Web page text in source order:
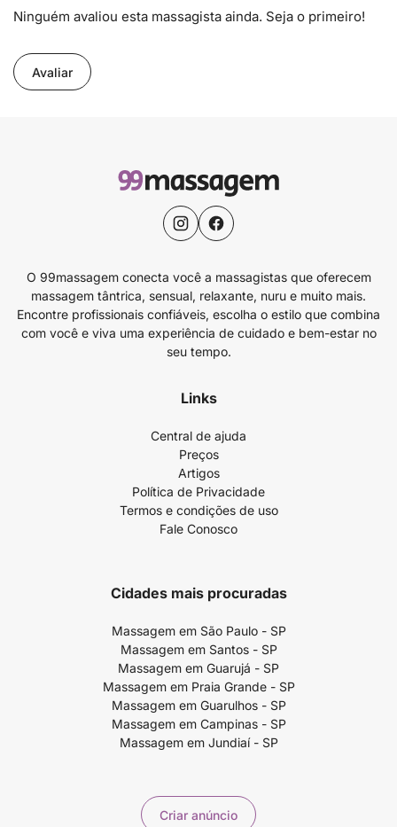
Ninguém avaliou esta massagista ainda. Seja o primeiro!
Avaliar
O 99massagem conecta você a massagistas que oferecem
massagem tântrica, sensual, relaxante, nuru e muito mais.
Encontre profissionais confiáveis, escolha o estilo que combina
com você e viva uma experiência de cuidado e bem-estar no
seu tempo.
Links
Central de ajuda
Preços
Artigos
Política de Privacidade
Termos e condições de uso
Fale Conosco
Cidades mais procuradas
Massagem em São Paulo - SP
Massagem em Santos - SP
Massagem em Guarujá - SP
Massagem em Praia Grande - SP
Massagem em Guarulhos - SP
Massagem em Campinas - SP
Massagem em Jundiaí - SP
Criar anúncio